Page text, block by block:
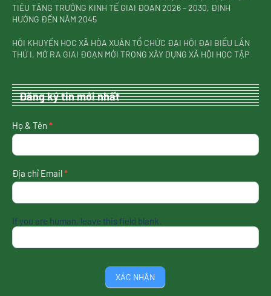
TIÊU TĂNG TRƯỞNG KINH TẾ GIAI ĐOẠN 2026 – 2030, ĐỊNH
HƯỚNG ĐẾN NĂM 2045
HỘI KHUYẾN HỌC XÃ HÒA XUÂN TỔ CHỨC ĐẠI HỘI ĐẠI BIỂU LẦN
THỨ I, MỞ RA GIAI ĐOẠN MỚI TRONG XÂY DỰNG XÃ HỘI HỌC TẬP
Đăng ký tin mới nhất
nhận
tin
nhất
Họ & Tên *
Địa chỉ Email*
If you are human, leave this field blank.
XÁC NHẬN